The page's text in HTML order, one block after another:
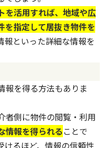
を活用すれば、地域や広
を指定して居抜き物件を
報といった詳細な情報を
報を得る方法もありま
者側に物件の閲覧・利用
情報を得られる ことで